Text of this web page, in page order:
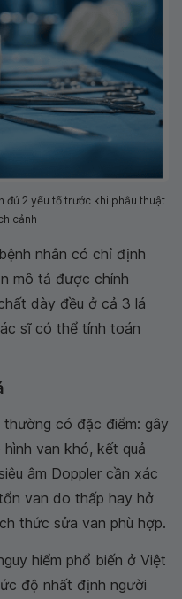
đủ 2 yếu tố trước khi phẫu thuật
cảnh
nhân có chỉ định
mô tả được chính
dày đều ở cả 3 lá
sĩ có thể tính toán
có đặc điểm: gây
van khó, kết quả
âm Doppler cần xác
van do thấp hay hở
thức sửa van phù hợp.
hiểm phổ biến ở Việt
độ nhất định người